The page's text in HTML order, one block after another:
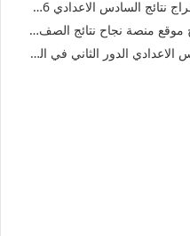
منصة نجاح نتائج الصف السادس الإعدادي في العراق 2026 بكود الطالب الدور الأول